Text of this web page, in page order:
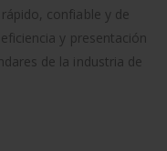
confiable y de
y presentación
de la industria de